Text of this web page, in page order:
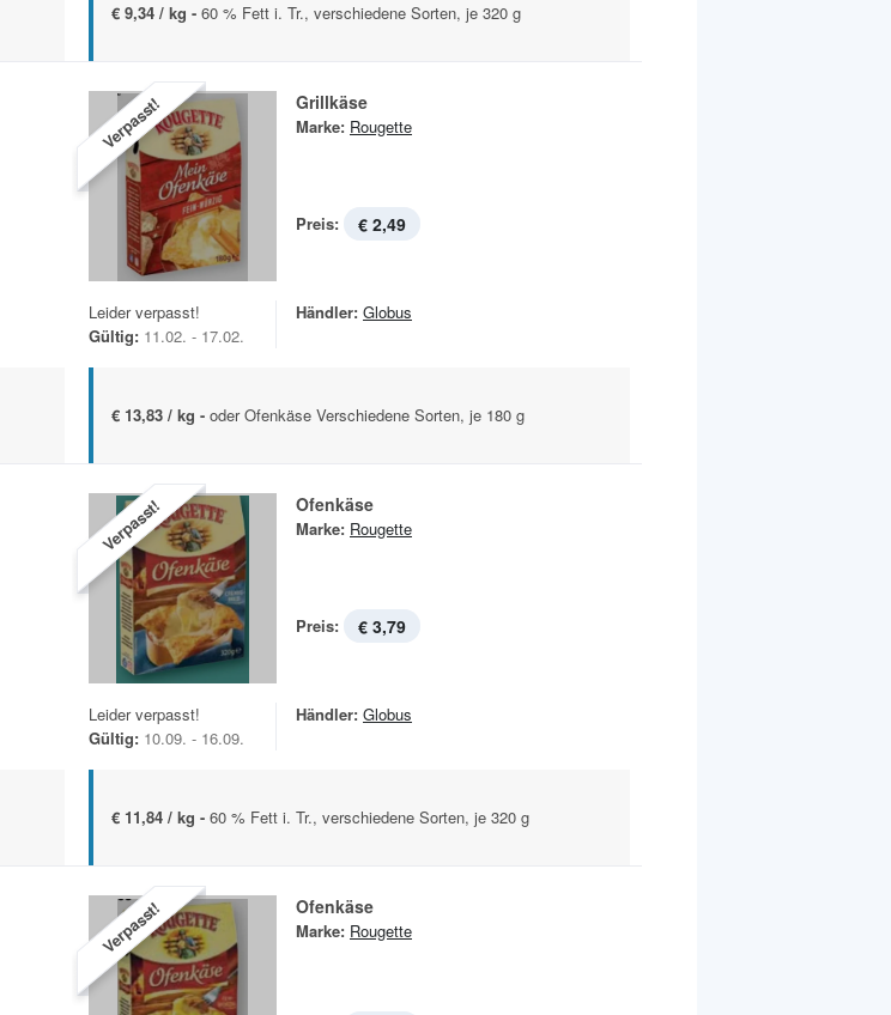
€ 9,34 / kg - 60 % Fett i. Tr., verschiedene Sorten, je 320 g
Verpasst! Grillkäse
Marke: Rougette
Preis: € 2,49
Leider verpasst!
Gültig: 11.02. - 17.02.
Händler: Globus
€ 13,83 / kg - oder Ofenkäse Verschiedene Sorten, je 180 g
Verpasst! Ofenkäse
Marke: Rougette
Preis: € 3,79
Leider verpasst!
Gültig: 10.09. - 16.09.
Händler: Globus
€ 11,84 / kg - 60 % Fett i. Tr., verschiedene Sorten, je 320 g
Verpasst! Ofenkäse
Marke: Rougette